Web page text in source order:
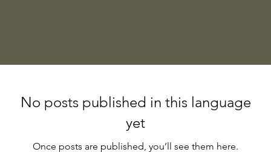
No posts published in this language
yet
Once posts are published, you’ll see them here.